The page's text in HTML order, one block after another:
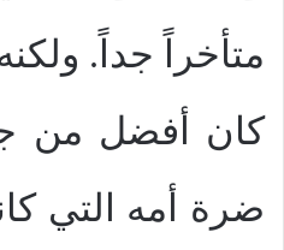
متأخراً جداً.
كان أفضل من
ضرة أمه التي